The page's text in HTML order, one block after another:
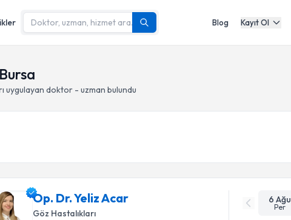
Blog Kayıt Ol
uygulayan doktor - uzman bulundu
Op. Dr. Yeliz Acar
Göz Hastalıkları
6 Ağu
Per